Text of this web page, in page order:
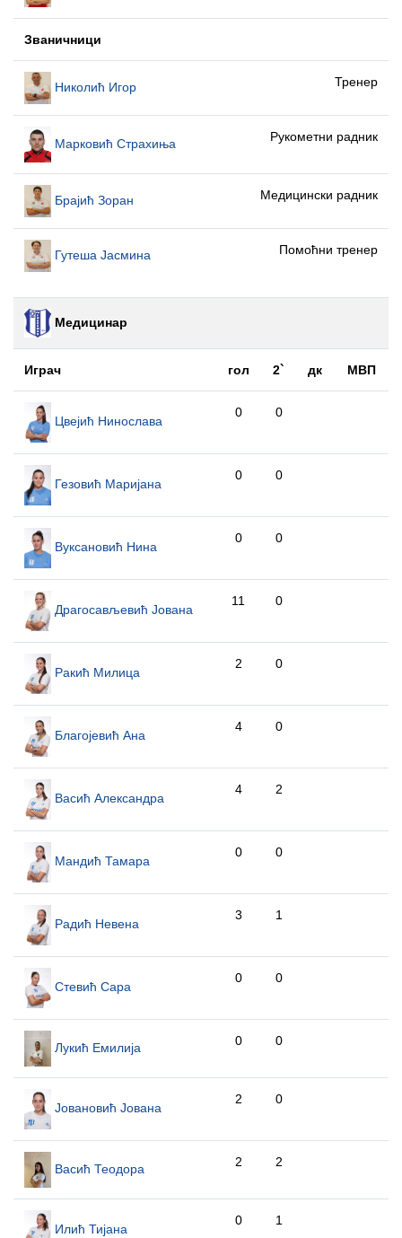
Званичници
Николић Игор Тренер
Марковић Страхиња Рукометни радник
Брајић Зоран Медицински радник
Гутеша Јасмина Помоћни тренер
Медицинар
Играч гол 2` дк МВП
Цвејић Нинослава
0 0
Гезовић Маријана
0 0
Вуксановић Нина
0 0
Драгосављевић Јована
11 0
Ракић Милица
2 0
Благојевић Ана
4 0
Васић Александра
4 2
Мандић Тамара
0 0
Радић Невена
3 1
Стевић Сара
0 0
Лукић Емилија 0 0
Јовановић Јована
2 0
Васић Теодора 2 2
Илић Тијана
0 1